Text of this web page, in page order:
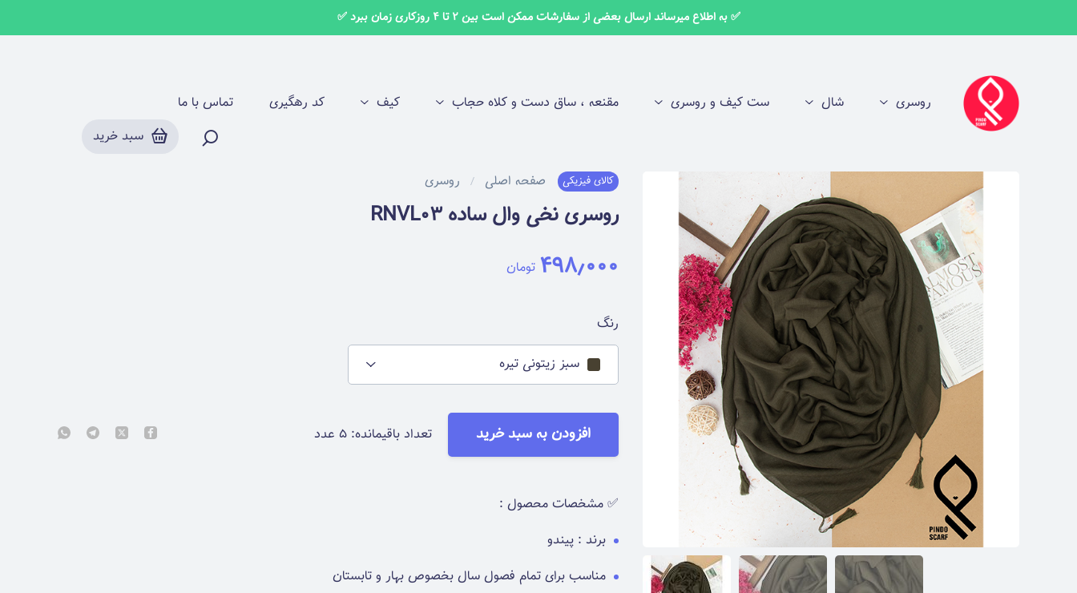
✅ به اطلاع میرساند ارسال بعضی از سفارشات ممکن است بین 2 تا 4 روزکاری زمان ببرد ✅
روسری شال ست کیف و روسری مقنعه ، ساق دست و کلاه حجاب کیف کد رهگیری
تماس با ما
سبد خرید
کالای فیزیکی صفحه اصلی روسری
روسری نخی وال ساده RNVL03
۴۹۸٫۰۰۰ تومان
رنگ
سبز زیتونی تیره
افزودن به سبد خرید تعداد باقیمانده: ۵ عدد
✅ مشخصات محصول :
برند : پیندو
مناسب برای تمام فصول سال بخصوص بهار و تابستان